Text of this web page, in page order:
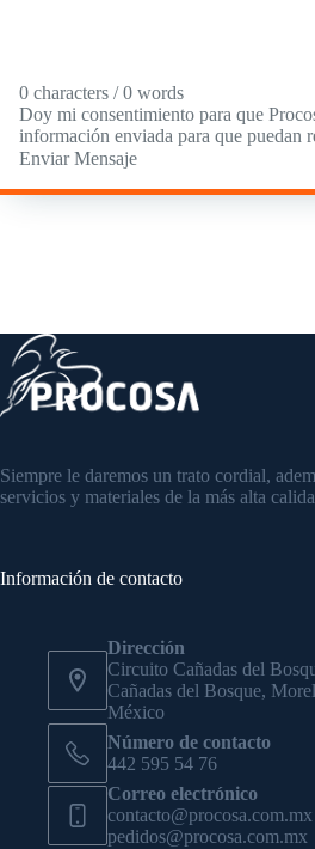
0 characters / 0 words
Doy mi consentimiento para que
información enviada para que puedan
Enviar Mensaje
Siempre le daremos un trato cordial,
servicios y materiales de la más alta
Información de contacto
Dirección
Circuito Cañadas del
Cañadas del Bosque,
México
Número de contacto
442 595 54 76
Correo electrónico
contacto@procosa.com.mx
pedidos@procosa.com.mx